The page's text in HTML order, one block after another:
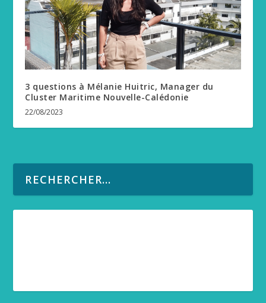
3 questions à Mélanie Huitric, Manager du
Cluster Maritime Nouvelle-Calédonie
22/08/2023